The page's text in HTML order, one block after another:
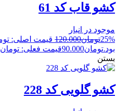
کشو قاب کد 61
موجود در انبار
25%تومان120.000
بود.تومان90.000قیمت فعلی: تومان90.000.
بستن
کشو گلویی کد 228